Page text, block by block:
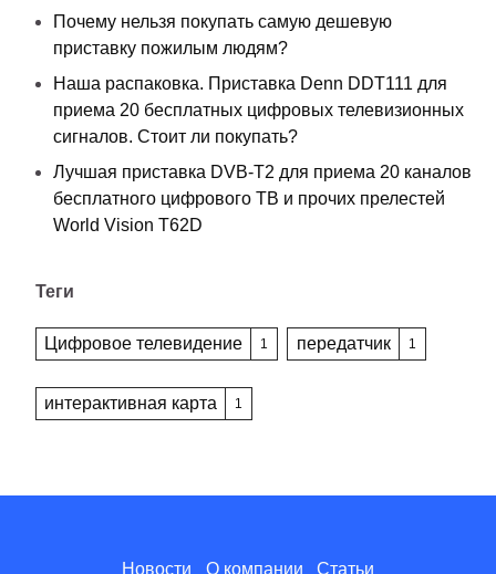
Почему нельзя покупать самую дешевую
приставку пожилым людям?
Наша распаковка. Приставка Denn DDT111 для
приема 20 бесплатных цифровых телевизионных
сигналов. Стоит ли покупать?
Лучшая приставка DVB-T2 для приема 20 каналов
бесплатного цифрового ТВ и прочих прелестей
World Vision T62D
Теги
Цифровое телевидение 1 передатчик 1
интерактивная карта 1
Новости О компании Статьи